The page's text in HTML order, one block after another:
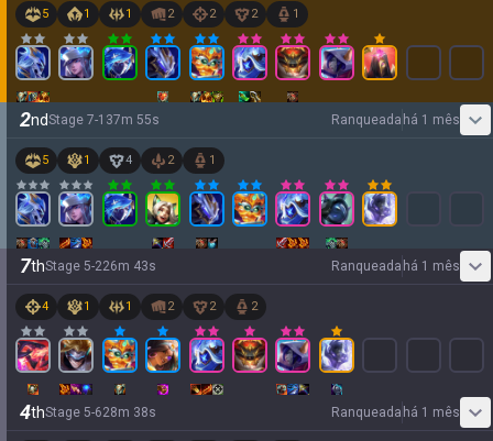
5 1 1 2 2 2 1
2ndStage 7-1 37m 55s Ranqueada há 1 mês
5 1 4 2 1
7thStage 5-226m 43s Ranqueada há 1 mês
4 1 1 2 2 2
4thStage 5-628m 38s Ranqueada há 1 mês